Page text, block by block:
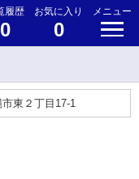
履歴
0
お気に入り
0
メニュー
東２丁目17-1